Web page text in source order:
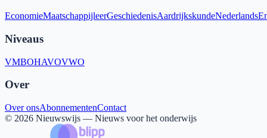
EconomieMaatschappijleerGeschiedenisAardrijkskundeNederlands
Niveaus
VMBOHAVOVWO
Over
Over onsAbonnementenContact
© 2026 Nieuwswijs — Nieuws voor het onderwijs